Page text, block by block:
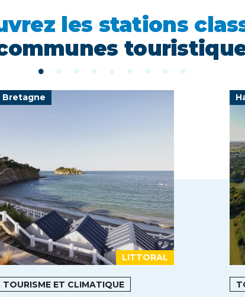
les stations
Bretagne
LITTORAL
TOURISME ET CLIMATIQUE